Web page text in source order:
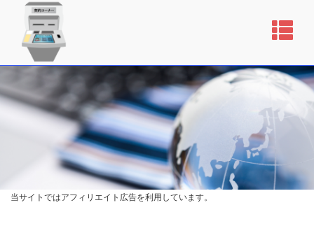
当サイトではアフィリエイト広告を利用しています。